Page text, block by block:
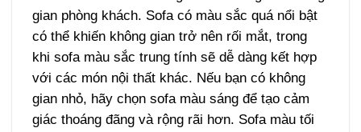
gian phòng khách. Sofa có màu sắc quá nổi bật
có thể khiến không gian trở nên rối mắt, trong
khi sofa màu sắc trung tính sẽ dễ dàng kết hợp
với các món nội thất khác. Nếu bạn có không
gian nhỏ, hãy chọn sofa màu sáng để tạo cảm
giác thoáng đãng và rộng rãi hơn. Sofa màu tối